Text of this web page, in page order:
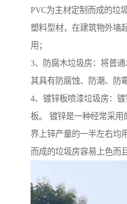
PVC为主材定制而成的垃
塑料型材，在建筑物外墙
用；
3、防腐木垃圾房：将普
其具有防腐蚀、防潮、防
4、镀锌板喷漆垃圾房：
板。 镀锌是一种经常采
界上锌产量的一半左右均
而成的垃圾房容易上色而